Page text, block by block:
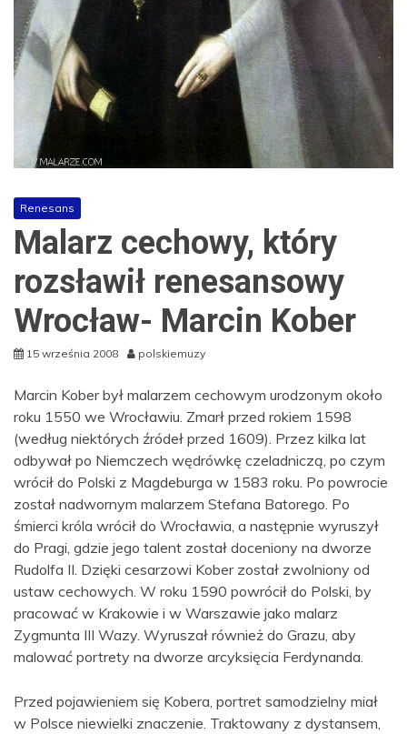
Renesans
Malarz cechowy, który
rozsławił renesansowy
Wrocław- Marcin Kober
15 września 2008 polskiemuzy
Marcin Kober był malarzem cechowym urodzonym około
roku 1550 we Wrocławiu. Zmarł przed rokiem 1598
(według niektórych źródeł przed 1609). Przez kilka lat
odbywał po Niemczech wędrówkę czeladniczą, po czym
wrócił do Polski z Magdeburga w 1583 roku. Po powrocie
został nadwornym malarzem Stefana Batorego. Po
śmierci króla wrócił do Wrocławia, a następnie wyruszył
do Pragi, gdzie jego talent został doceniony na dworze
Rudolfa II. Dzięki cesarzowi Kober został zwolniony od
ustaw cechowych. W roku 1590 powrócił do Polski, by
pracować w Krakowie i w Warszawie jako malarz
Zygmunta III Wazy. Wyruszał również do Grazu, aby
malować portrety na dworze arcyksięcia Ferdynanda.
Przed pojawieniem się Kobera, portret samodzielny miał
w Polsce niewielki znaczenie. Traktowany z dystansem,